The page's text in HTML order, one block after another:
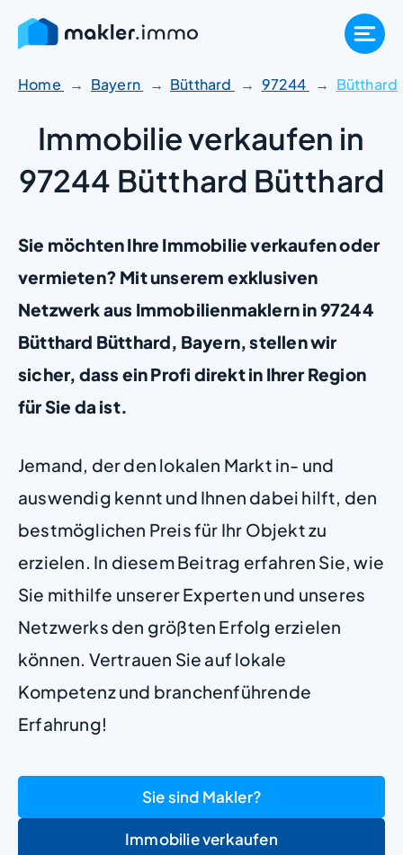
Zum
Inhalt
springen
Home Bayern Bütthard 97244 Bütthard
Immobilie verkaufen in
97244 Bütthard Bütthard
Sie möchten Ihre Immobilie verkaufen oder
vermieten? Mit unserem exklusiven
Netzwerk aus Immobilienmaklern in 97244
Bütthard Bütthard, Bayern, stellen wir
sicher, dass ein Profi direkt in Ihrer Region
für Sie da ist.
Jemand, der den lokalen Markt in- und
auswendig kennt und Ihnen dabei hilft, den
bestmöglichen Preis für Ihr Objekt zu
erzielen. In diesem Beitrag erfahren Sie, wie
Sie mithilfe unserer Experten und unseres
Netzwerks den größten Erfolg erzielen
können. Vertrauen Sie auf lokale
Kompetenz und branchenführende
Erfahrung!
Sie sind Makler?
Immobilie verkaufen